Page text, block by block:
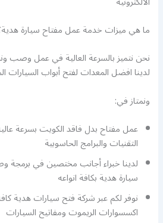
ما هي ميزات خدمة عمل مفتاح سيارة
نحن نتميز بالسرعة العالية في عمل وصب
لدينا افضل المعدات لفتح أبواب السيارات
ونمتاز في:
عمل مفتاح بدل فاقد الكويت بسرعة
التقنيات والبرامج الحاسوبية
لدينا خبراء أجانب مختصين في برمجة
سيارة هدية بكافة انواعه
نوفر لكم عبر شركة فتح سيارات هدية
اكسسوارات الريموت ومفاتيح السيارات